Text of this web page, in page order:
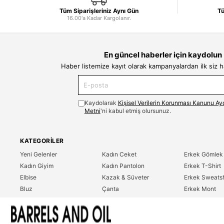
Tüm Siparişleriniz Aynı Gün
16.00'a Kadar Kargolanır.
En güncel haberler için kaydolun
Haber listemize kayıt olarak kampanyalardan ilk siz
Kaydolarak Kişisel Verilerin Korunması Kanunu
Metni'ni kabul etmiş olursunuz.
KATEGORILER
Yeni Gelenler
Kadın Giyim
Elbise
Bluz
T-Shirt
Kadın Ceket
Kadın Pantolon
Kazak & Süveter
Çanta
Erkek Gömlek
Erkek T-Shirt
Erkek
Erkek Mont